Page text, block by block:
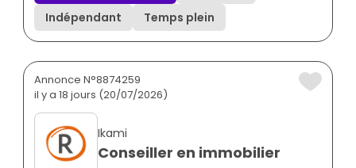
Indépendant
Temps plein
Annonce N°8874259
il y a 18 jours (20/07/2026)
Ikami
Conseiller en immobilier